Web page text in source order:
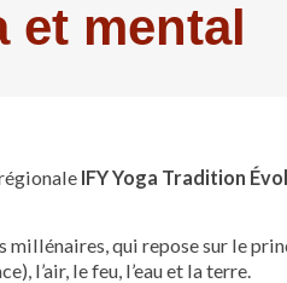
et mental
IFY Yoga Tradition
millénaires, qui repose sur le
l’air, le feu, l’eau et la terre.